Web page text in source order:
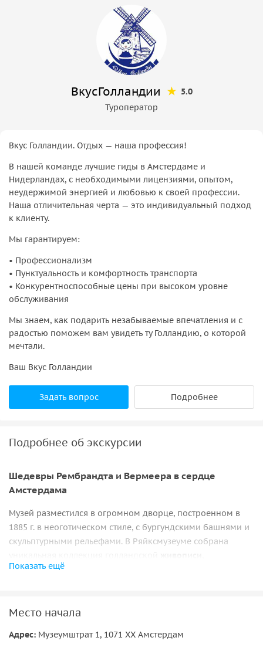
ВкусГолландии
5.0
Туроператор
Вкус Голландии. Отдых — наша профессия!
В нашей команде лучшие гиды в Амстердаме и
Нидерландах, с необходимыми лицензиями, опытом,
неудержимой энергией и любовью к своей профессии.
Наша отличительная черта — это индивидуальный подход
к клиенту.
Мы гарантируем:
• Профессионализм
• Пунктуальность и комфортность транспорта
• Конкурентноспособные цены при высоком уровне
обслуживания
Мы знаем, как подарить незабываемые впечатления и с
радостью поможем вам увидеть ту Голландию, о которой
мечтали.
Ваш Вкус Голландии
Задать вопрос Подробнее
Подробнее об экскурсии
Шедевры Рембрандта и Вермеера в сердце
Амстердама
Музей разместился в огромном дворце, построенном в
1885 г. в неоготическом стиле, с бургундскими башнями и
скульптурными рельефами. В Ряйксмузеуме собрана
скульптуры и прикладного искусства
собрана замечательнаяколлекция картин XVII века
Показать ещё
Место начала
Адрес: Музеумштрат 1, 1071 ХХ Амстердам